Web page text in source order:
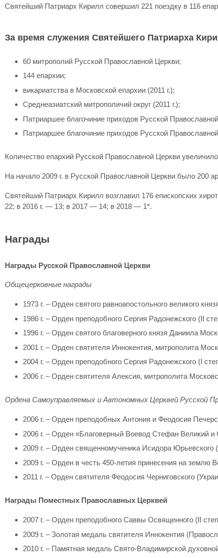
Святейший Патриарх Кирилл совершил 221 поездку в 116
За время служения Святейшего Патриарха
60 митрополий Русской Православной Церкви;
144 епархии;
викариатства в Московской епархии (2011 г.);
Среднеазиатский митрополичий округ (2011 г.);
Патриаршее благочиние приходов Русской
Патриаршее благочиние приходов Русской
Количество епархий Русской Православной Церкви
На начало 2009 г. в Русской Православной Церкви было 200
Святейший Патриарх Кирилл возглавил 176 епископских
22; в 2016 г. — 13; в 2017 — 14; в 2018 — 1*.
Награды
Награды Русской Православной Церкви
Общецерковные награды
1973 г. – Орден святого равноапостольного великого
1986 г. – Орден преподобного Сергия Радонежского (II
1996 г. – Орден святого благоверного князя Даниила
2001 г. – Орден святителя Иннокентия, митрополита
2004 г. – Орден преподобного Сергия Радонежского (I
2006 г. – Орден святителя Алексия, митрополита
Ордена Самоуправляемых и Автономных Церквей Русской
2006 г. – Орден преподобных Антония и Феодосия
2006 г. – Орден «Благоверный Воевод Стефан Великий
2009 г. – Орден священномученика Исидора
2009 г. – Орден в честь 450-летия принесения на
2011 г. – Орден святителя Феодосия Черниговского
Награды Поместных Православных Церквей
2007 г. – Орден преподобного Саввы Освященного (II
2009 г. – Золотая медаль святителя Иннокентия
2010 г. – Памятная медаль Свято-Владимирской